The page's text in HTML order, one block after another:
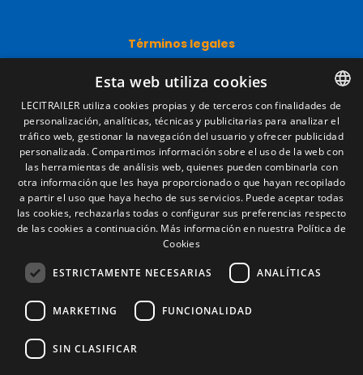
Términos legales
Política de privacidad
Política de cookies
Condiciones generales de venta
Gestionar cookies
Contacto
Camino de los Huertos, S/N. Apdo 100
50620 - Casetas (Zaragoza) SPAIN
+(34) 976 462 121
SPANISH
ENGLISH
FRENCH
ITALIAN
Esta web utiliza cookies
LECITRAILER utiliza cookies propias y de terceros con finalidades de
personalización, analíticas, técnicas y publicitarias para analizar el
tráfico web, gestionar la navegación del usuario y ofrecer publicidad
personalizada. Compartimos información sobre el uso de la web con
las herramientas de análisis web, quienes pueden combinarla con
otra información que les haya proporcionado o que hayan recopilado
a partir el uso que haya hecho de sus servicios. Puede aceptar todas
las cookies, rechazarlas todas o configurar sus preferencias respecto
de las cookies a continuación. Más información en nuestra Política de
Cookies
ESTRICTAMENTE NECESARIAS ANALÍTICAS
MARKETING FUNCIONALIDAD
SIN CLASIFICAR